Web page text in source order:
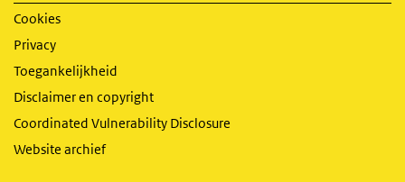
Cookies
Privacy
Toegankelijkheid
Disclaimer en copyright
Coordinated Vulnerability Disclosure
Website archief